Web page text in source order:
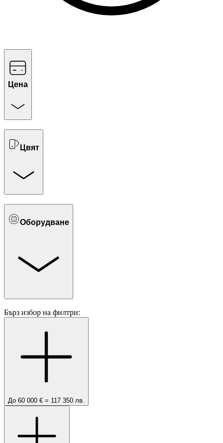
Цена
Цвят
Оборудване
Бърз избор на филтри:
До 60 000 € = 117 350 лв.